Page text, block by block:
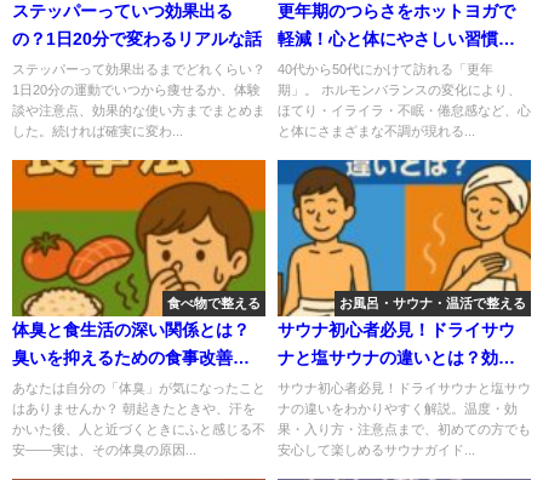
ステッパーっていつ効果出る
の？1日20分で変わるリアルな話
ステッパーって効果出るまでどれくらい？
1日20分の運動でいつから痩せるか、体験
談や注意点、効果的な使い方までまとめま
した。続ければ確実に変わ...
更年期のつらさをホットヨガで
軽減！心と体にやさしい習慣の
すすめ
40代から50代にかけて訪れる「更年
期」。 ホルモンバランスの変化により、
ほてり・イライラ・不眠・倦怠感など、心
と体にさまざまな不調が現れる...
食べ物で整える
体臭と食生活の深い関係とは？
臭いを抑えるための食事改善法5
選
あなたは自分の「体臭」が気になったこと
はありませんか？ 朝起きたときや、汗を
かいた後、人と近づくときにふと感じる不
安――実は、その体臭の原因...
お風呂・サウナ・温活で整える
サウナ初心者必見！ドライサウ
ナと塩サウナの違いとは？効
果・入り方・注意点
サウナ初心者必見！ドライサウナと塩サウ
ナの違いをわかりやすく解説。温度・効
果・入り方・注意点まで、初めての方でも
安心して楽しめるサウナガイド...